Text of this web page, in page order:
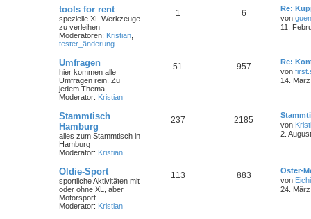
tools for rent
spezielle XL Werkzeuge
zu verleihen
Moderatoren: Kristian
tester_änderung
1 6
Re:
von
11.
Umfragen
hier kommen alle
Umfragen rein. Zu
jedem Thema.
Moderator: Kristian
51 957
Re:
von
14.
Stammtisch
Hamburg
alles zum Stammtisch in
Hamburg
Moderator: Kristian
237 2185
von
2.
Oldie-Sport
sportliche Aktivitäten mit
oder ohne XL, aber
Motorsport
Moderator: Kristian
113 883
Oster-
von Eichi
24.